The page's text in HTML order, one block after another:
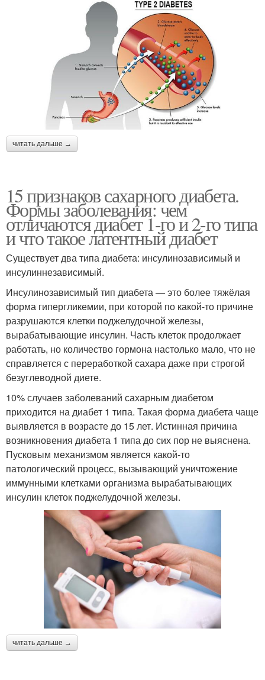
читать дальше →
15 признаков сахарного диабета.
Формы заболевания: чем
отличаются диабет 1-го и 2-го типа
и что такое латентный диабет
Существует два типа диабета: инсулинозависимый и
инсулиннезависимый.
Инсулинозависимый тип диабета — это более тяжёлая
форма гипергликемии, при которой по какой-то причине
разрушаются клетки поджелудочной железы,
вырабатывающие инсулин. Часть клеток продолжает
работать, но количество гормона настолько мало, что не
справляется с переработкой сахара даже при строгой
безуглеводной диете.
10% случаев заболеваний сахарным диабетом
приходится на диабет 1 типа. Такая форма диабета чаще
выявляется в возрасте до 15 лет. Истинная причина
возникновения диабета 1 типа до сих пор не выяснена.
Пусковым механизмом является какой-то
патологический процесс, вызывающий уничтожение
иммунными клетками организма вырабатывающих
инсулин клеток поджелудочной железы.
читать дальше →